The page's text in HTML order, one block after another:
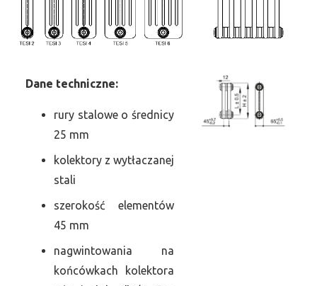
Dane techniczne:
rury stalowe o średnicy
25 mm
kolektory z wytłaczanej
stali
szerokość elementów
45 mm
nagwintowania na
końcówkach kolektora